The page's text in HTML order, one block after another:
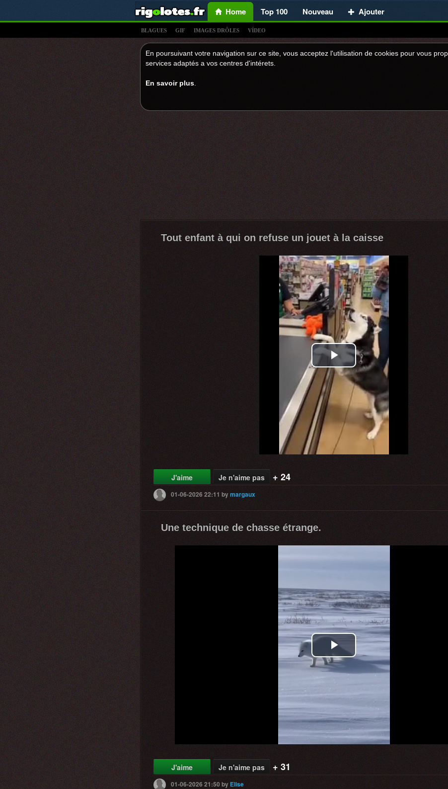
Home Top 100 Nouveau Ajouter
BLAGUES GIF IMAGES DRÔLES VÍDEO
En poursuivant votre navigation sur ce site, vous acceptez l'utilisation de cookies pour vous
services adaptés a vos centres d'intérets.
En savoir plus
Tout enfant à qui on refuse un jouet à la caisse
Play
Video
J'aime Je n'aime pas + 24
01-06-2026 22:11 bymargaux
Une technique de chasse étrange.
Play
Video
J'aime Je n'aime pas + 31
01-06-2026 21:50 by Elise